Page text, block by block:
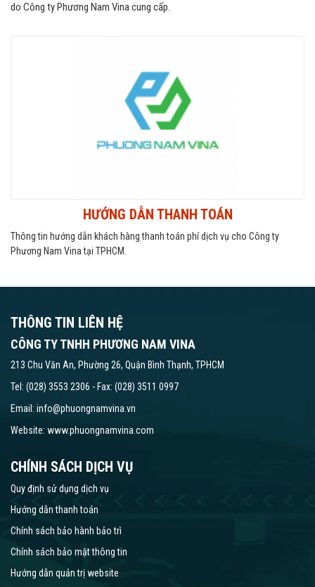
do Công ty Phương Nam Vina cung cấp.
HƯỚNG DẪN THANH TOÁN
Thông tin hướng dẫn khách hàng thanh toán phí dịch vụ cho Công ty
Phương Nam Vina tại TPHCM.
THÔNG TIN LIÊN HỆ
CÔNG TY TNHH PHƯƠNG NAM VINA
213 Chu Văn An, Phường 26, Quận Bình Thạnh, TPHCM
Tel: (028) 3553 2306 - Fax: (028) 3511 0997
Email: info@phuongnamvina.vn
Website: www.phuongnamvina.com
CHÍNH SÁCH DỊCH VỤ
Quy định sử dụng dịch vụ
Hướng dẫn thanh toán
Chính sách bảo hành bảo trì
Chính sách bảo mật thông tin
Hướng dẫn quản trị website